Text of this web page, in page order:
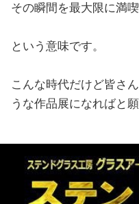
その瞬間を最大限に満
という意味です。
こんな時代だけど皆さ
うな作品展になればと